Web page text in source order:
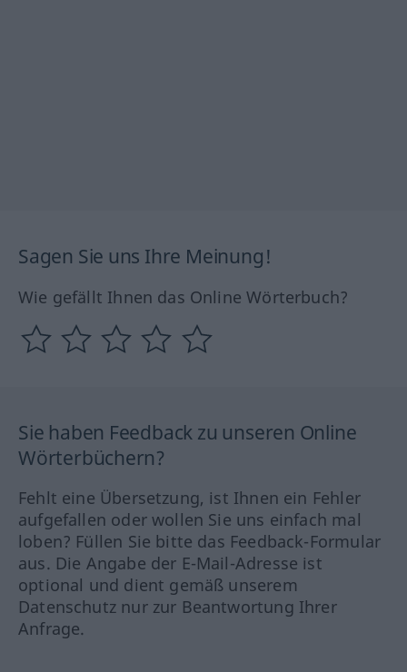
Sagen Sie uns Ihre Meinung!
Wie gefällt Ihnen das Online Wörterbuch?
Sie haben Feedback zu unseren Online
Wörterbüchern?
Fehlt eine Übersetzung, ist Ihnen ein Fehler
aufgefallen oder wollen Sie uns einfach mal
loben? Füllen Sie bitte das Feedback-Formular
aus. Die Angabe der E-Mail-Adresse ist
optional und dient gemäß unserem
Datenschutz nur zur Beantwortung Ihrer
Anfrage.